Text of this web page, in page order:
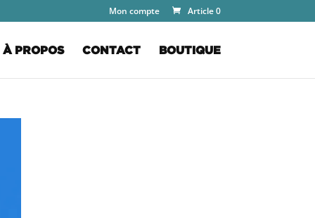
Mon compte Article 0
À PROPOS CONTACT BOUTIQUE